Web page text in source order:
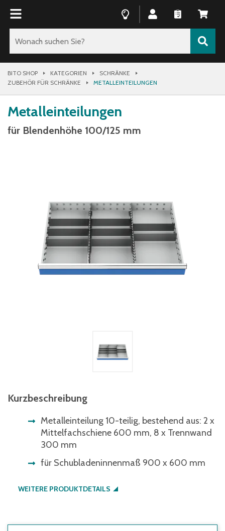
BITO SHOP KATEGORIEN
SCHRÄNKE
ZUBEHÖR FÜR SCHRÄNKE
METALLEINTEILUNGEN
Metalleinteilungen
für Blendenhöhe 100/125 mm
Kurzbeschreibung
Metalleinteilung 10-teilig, bestehend aus: 2 x
Mittelfachschiene 600 mm, 8 x Trennwand
300 mm
für Schubladeninnenmaß 900 x 600 mm
WEITERE PRODUKTDETAILS